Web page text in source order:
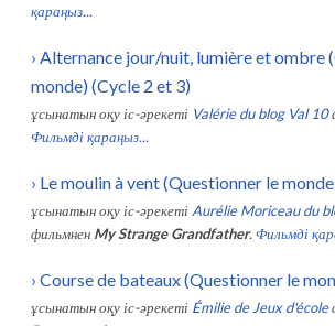
қараңыз...
› Alternance jour/nuit, lumière et ombre
monde) (Cycle 2 et 3)
ұсынатын оқу іс-әрекеті Valérie du blog Val 10
Фильмді қараңыз...
› Le moulin à vent (Questionner le
ұсынатын оқу іс-әрекеті Aurélie Moriceau du
фильмнен My Strange Grandfather. Фильмді
› Course de bateaux (Questionner le
ұсынатын оқу іс-әрекеті Émilie de Jeux d'école